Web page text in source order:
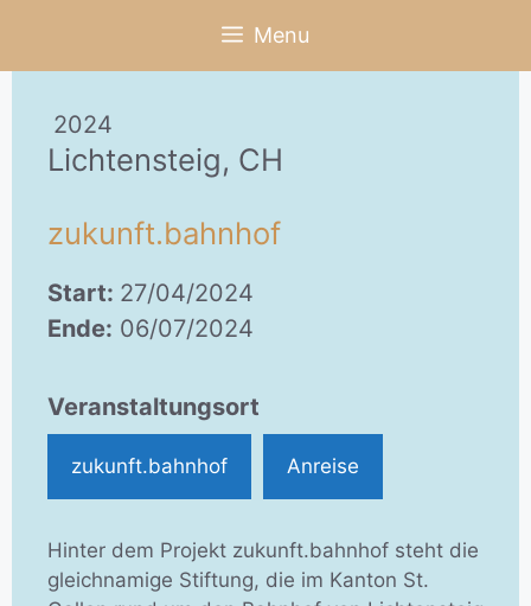
springen
Menu
2024
Lichtensteig, CH
zukunft.bahnhof
Start: 27/04/2024
Ende: 06/07/2024
Veranstaltungsort
zukunft.bahnhof Anreise
Hinter dem Projekt zukunft.bahnhof steht die
gleichnamige Stiftung, die im Kanton St.